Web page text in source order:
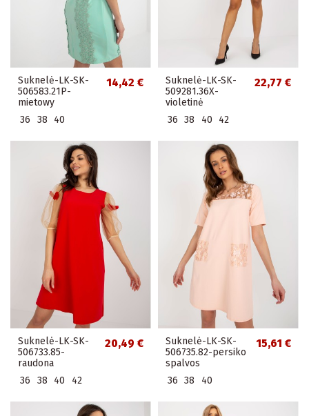
Suknelė-LK-SK-
506583.21P-
mietowy
14,42 €
36 38 40
Suknelė-LK-SK-
509281.36X-
violetinė
22,77 €
36 38 40 42
Suknelė-LK-SK-
506733.85-
raudona
20,49 €
36 38 40 42
Suknelė-LK-SK-
506735.82-persiko
spalvos
15,61 €
36 38 40